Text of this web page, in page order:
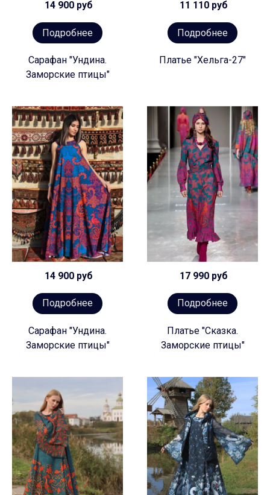
14 900 руб
Подробнее
Сарафан "Ундина.
Заморские птицы"
11 110 руб
Подробнее
Платье "Хельга-27"
14 900 руб
Подробнее
Сарафан "Ундина.
Заморские птицы"
17 990 руб
Подробнее
Платье "Сказка.
Заморские птицы"